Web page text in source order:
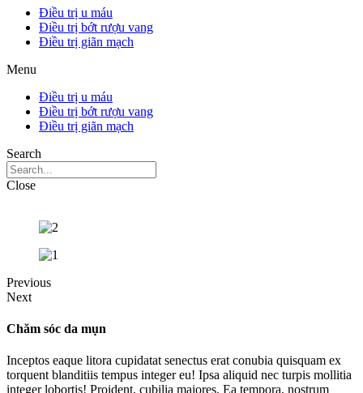
Điều trị u máu
Điều trị bớt rượu vang
Điều trị giãn mạch
Menu
Điều trị u máu
Điều trị bớt rượu vang
Điều trị giãn mạch
Search
Close
Previous
Next
Chăm sóc da mụn
Inceptos eaque litora cupidatat senectus erat conubia quisquam ex
torquent blanditiis tempus integer eu! Ipsa aliquid nec turpis mollitia
integer lobortis! Proident, cubilia maiores. Ea tempora, nostrum